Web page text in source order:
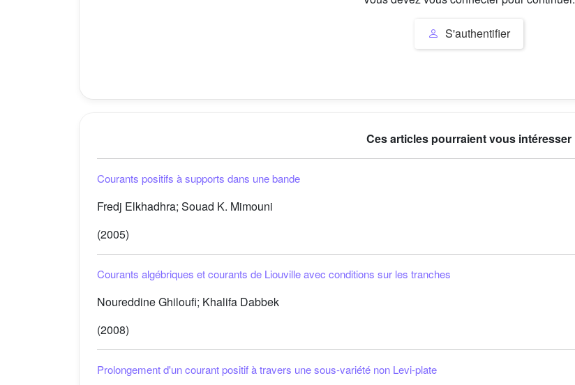
S'authentifier
Ces articles pourraient vous intéresser
Courants positifs à supports dans une bande
Fredj Elkhadhra; Souad K. Mimouni
(2005)
Courants algébriques et courants de Liouville avec conditions sur les tranches
Noureddine Ghiloufi; Khalifa Dabbek
(2008)
Prolongement d'un courant positif à travers une sous-variété non Levi-plate